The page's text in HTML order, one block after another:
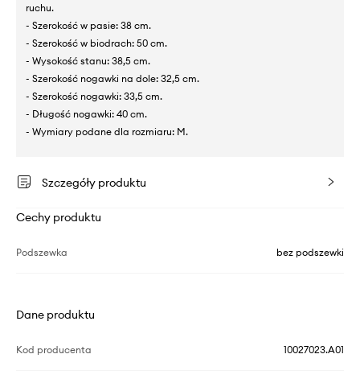
ruchu.
- Szerokość w pasie: 38 cm.
- Szerokość w biodrach: 50 cm.
- Wysokość stanu: 38,5 cm.
- Szerokość nogawki na dole: 32,5 cm.
- Szerokość nogawki: 33,5 cm.
- Długość nogawki: 40 cm.
- Wymiary podane dla rozmiaru: M.
Szczegóły produktu
Cechy produktu
Podszewka bez podszewki
Dane produktu
Kod producenta 10027023.A01